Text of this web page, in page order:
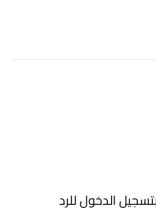
الدخول للرد